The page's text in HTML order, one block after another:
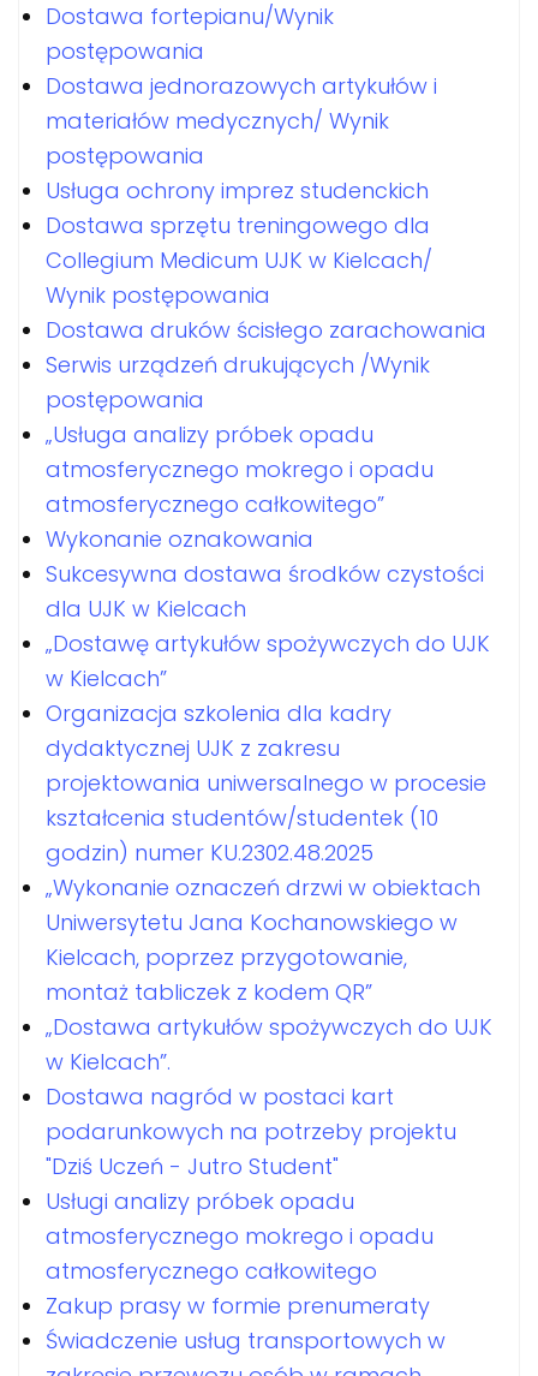
Dostawa fortepianu/Wynik
postępowania
Dostawa jednorazowych artykułów i
materiałów medycznych/ Wynik
postępowania
Usługa ochrony imprez studenckich
Dostawa sprzętu treningowego dla
Collegium Medicum UJK w Kielcach/
Wynik postępowania
Dostawa druków ścisłego zarachowania
Serwis urządzeń drukujących /Wynik
postępowania
„Usługa analizy próbek opadu
atmosferycznego mokrego i opadu
atmosferycznego całkowitego”
Wykonanie oznakowania
Sukcesywna dostawa środków czystości
dla UJK w Kielcach
„Dostawę artykułów spożywczych do UJK
w Kielcach”
Organizacja szkolenia dla kadry
dydaktycznej UJK z zakresu
projektowania uniwersalnego w procesie
kształcenia studentów/studentek (10
godzin) numer KU.2302.48.2025
„Wykonanie oznaczeń drzwi w obiektach
Uniwersytetu Jana Kochanowskiego w
Kielcach, poprzez przygotowanie,
montaż tabliczek z kodem QR”
„Dostawa artykułów spożywczych do UJK
w Kielcach”.
Dostawa nagród w postaci kart
podarunkowych na potrzeby projektu
"Dziś Uczeń - Jutro Student"
Usługi analizy próbek opadu
atmosferycznego mokrego i opadu
atmosferycznego całkowitego
Zakup prasy w formie prenumeraty
Świadczenie usług transportowych w